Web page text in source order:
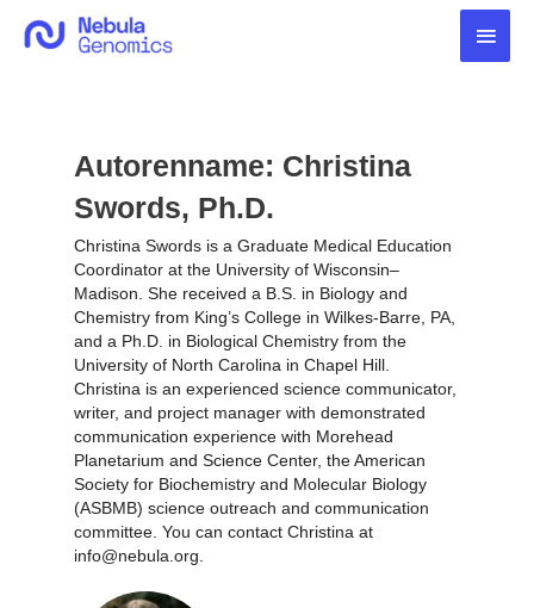
Inhalt
Autorenname: Christina
Swords, Ph.D.
Christina Swords is a Graduate Medical Education
Coordinator at the University of Wisconsin–
Madison. She received a B.S. in Biology and
Chemistry from King’s College in Wilkes-Barre, PA,
and a Ph.D. in Biological Chemistry from the
University of North Carolina in Chapel Hill.
Christina is an experienced science communicator,
writer, and project manager with demonstrated
communication experience with Morehead
Planetarium and Science Center, the American
Society for Biochemistry and Molecular Biology
(ASBMB) science outreach and communication
committee. You can contact Christina at
info@nebula.org.